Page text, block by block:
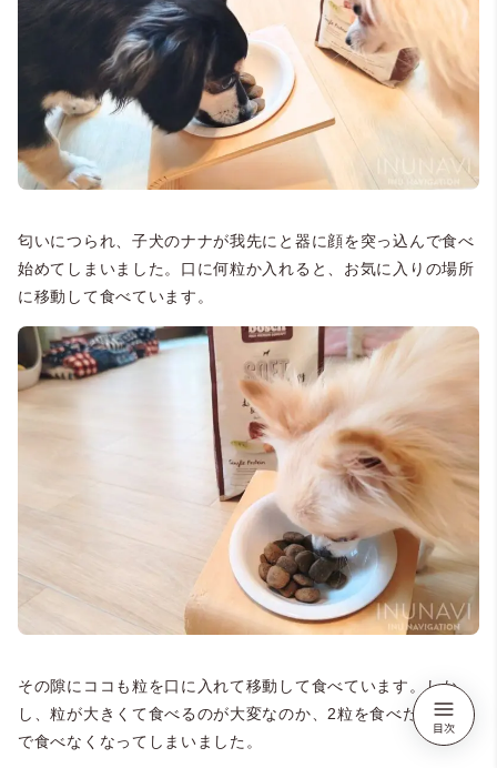
匂いにつられ、子犬のナナが我先にと器に顔を突っ込んで食べ
始めてしまいました。口に何粒か入れると、お気に入りの場所
に移動して食べています。
その隙にココも粒を口に入れて移動して食べています。しか
し、粒が大きくて食べるのが大変なのか、2粒を食べたところ
で食べなくなってしまいました。